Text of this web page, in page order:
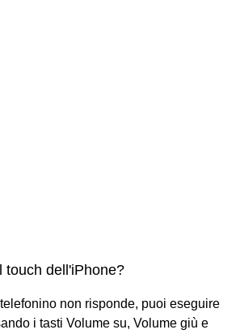
touch dell'iPhone?
non risponde, puoi eseguire
i tasti Volume su, Volume giù e